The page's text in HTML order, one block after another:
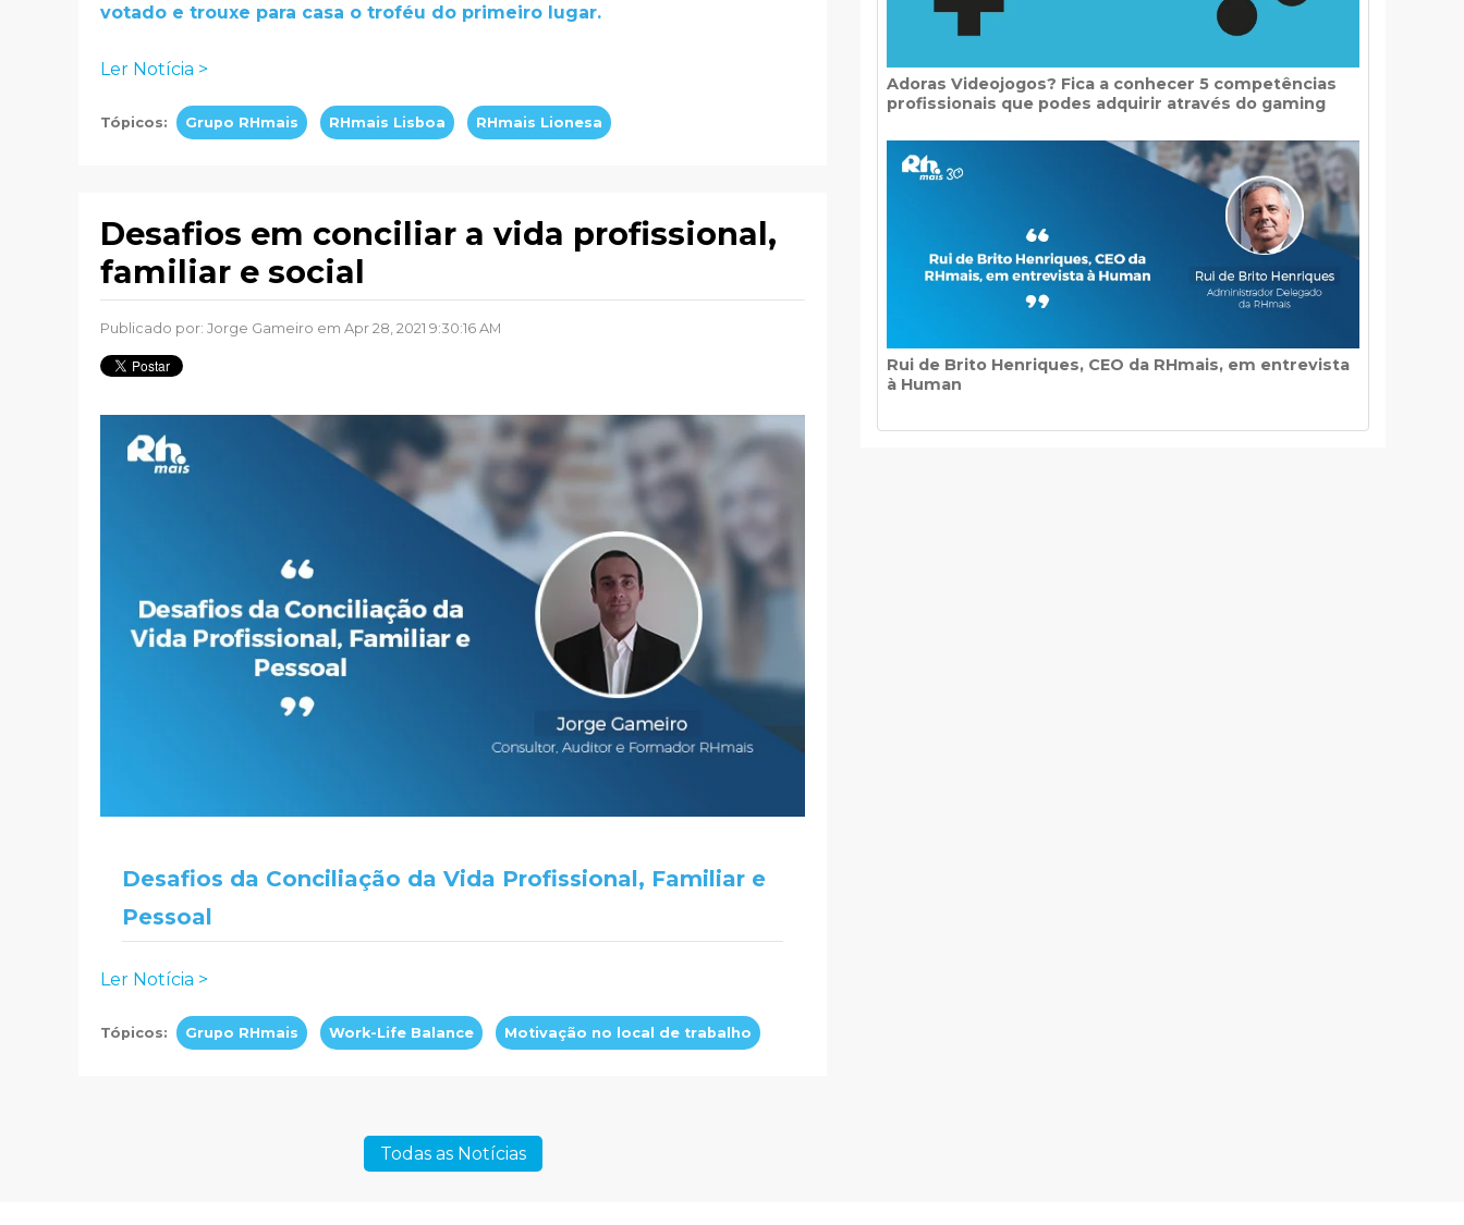
votado e trouxe para casa o troféu do primeiro lugar.
Ler Notícia >
Tópicos: Grupo RHmais RHmais Lisboa RHmais Lionesa
Desafios em conciliar a vida profissional,
familiar e social
Publicado por: Jorge Gameiro em Apr 28, 2021 9:30:16 AM
Desafios da Conciliação da Vida Profissional, Familiar e
Pessoal
Ler Notícia >
Tópicos: Grupo RHmais Work-Life Balance Motivação no local de trabalho
Todas as Notícias
Adoras Videojogos? Fica a conhecer 5 competências
profissionais que podes adquirir através do gaming
Rui de Brito Henriques, CEO da RHmais, em entrevista
à Human